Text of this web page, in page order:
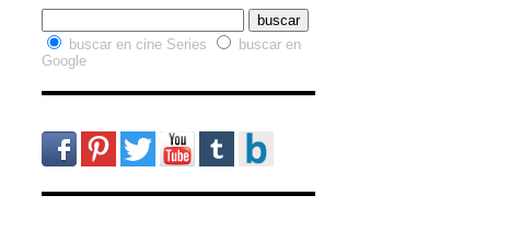
buscar en cine Series
buscar en
Google